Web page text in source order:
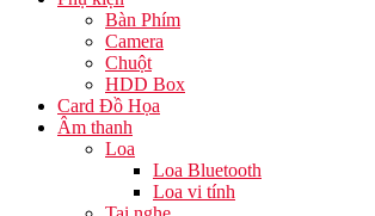
Bàn Phím
Camera
Chuột
HDD Box
Card Đồ Họa
Âm thanh
Loa
Loa Bluetooth
Loa vi tính